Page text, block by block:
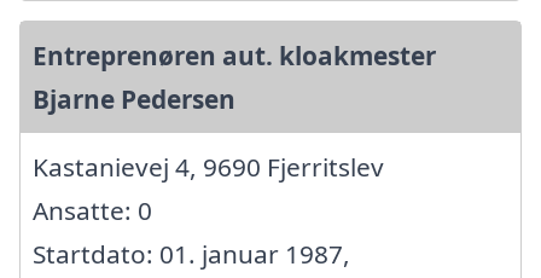
Entreprenøren aut. kloakmester
Bjarne Pedersen
Kastanievej 4, 9690 Fjerritslev
Ansatte: 0
Startdato: 01. januar 1987,